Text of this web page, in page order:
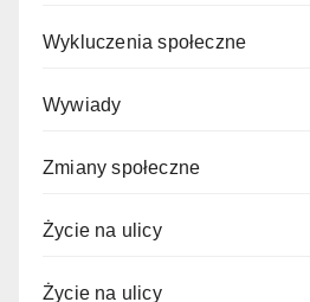
Wykluczenia społeczne
Wywiady
Zmiany społeczne
Życie na ulicy
Życie na ulicy